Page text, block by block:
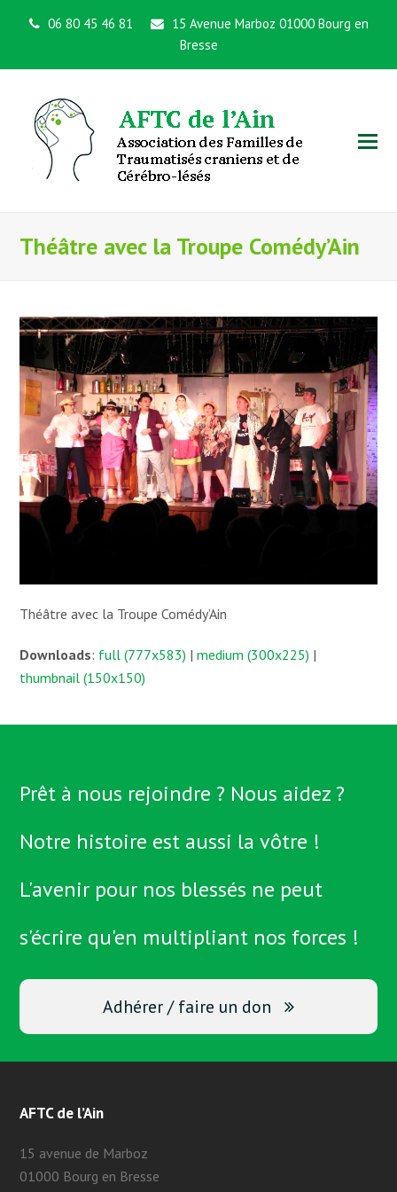
06 80 45 46 81
15 Avenue Marboz 01000 Bourg en
Bresse
Théâtre avec la Troupe Comédy’Ain
Théâtre avec la Troupe Comédy’Ain
Downloads: full (777x583) |medium (300x225) |
thumbnail (150x150)
Prêt à nous rejoindre ? Nous aidez ?
Notre histoire est aussi la vôtre !
L'avenir pour nos blessés ne peut
s'écrire qu'en multipliant nos forces !
Adhérer / faire un don
AFTC de l’Ain
15 avenue de Marboz
01000 Bourg en Bresse